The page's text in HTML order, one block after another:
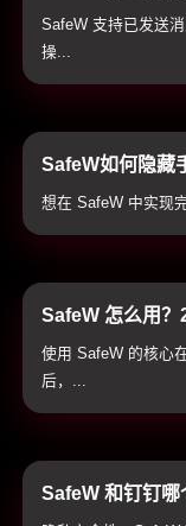
南与双向销毁避
SafeW 支持已发送
操...
SafeW如何隐藏
配置与实战技巧
想在 SafeW 中实现
SafeW 怎么用？
置加密通讯与防
使用 SafeW 的核心
后，...
SafeW 和钉钉
通讯隐私全方位